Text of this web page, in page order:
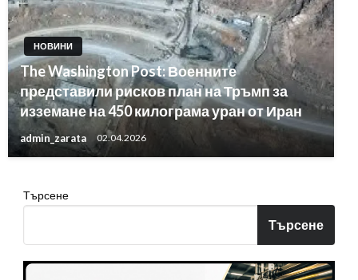
НОВИНИ
The Washington Post: Военните
представили рисков план на Тръмп за
изземане на 450 килограма уран от Иран
admin_zarata 02.04.2026
Търсене
Търсене